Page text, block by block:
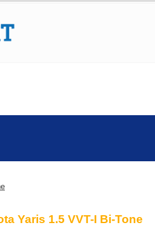
Yaris 1.5 VVT-I Bi-Tone